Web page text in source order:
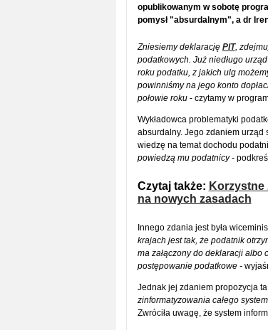
opublikowanym w sobotę
pomysł "absurdalnym", a dr
Zniesiemy deklarację PIT,
podatkowych. Już niedługo
roku podatku, z jakich ulg
powinniśmy na jego konto
połowie roku- czytamy w
Wykładowca problematyki
absurdalny. Jego zdaniem urząd
wiedzę na temat dochodu
powiedzą mu podatnicy-
Czytaj także: Korzystne
na nowych zasadach
Innego zdania jest była
krajach jest tak, że podatnik
ma załączony do deklaracji
postępowanie podatkowe -
Jednak jej zdaniem propozycja
zinformatyzowania całego
Zwróciła uwagę, że system